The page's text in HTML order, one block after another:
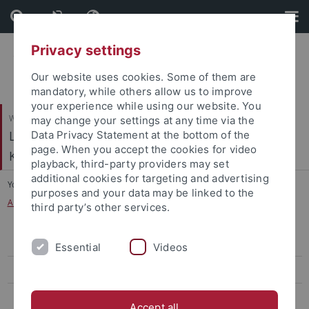
Skip
to
content
Skip
to
footer
Wirtschafts- und Sozialwissenschaftliche Fakultät
Ludwig-Uhland-Institut für Empirische
Kulturwissenschaft
You are here: Startseite
...
Alltagsintegration und soziale Positionierung von Heft- und Fernsehserien
Drittmittelprojekte am LUI
Erschliessung Bausinger-Nachlass
Privacy settings
Our website uses cookies. Some of them are
mandatory, while others allow us to improve
your experience while using our website. You
may change your settings at any time via the
Data Privacy Statement at the bottom of the
page. When you accept the cookies for video
playback, third-party providers may set
additional cookies for targeting and advertising
purposes and your data may be linked to the
third party’s other services.
Essential Videos